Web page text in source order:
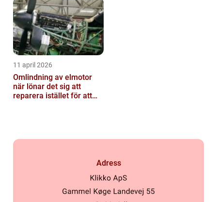
11 april 2026
Omlindning av elmotor
när lönar det sig att
reparera istället för att
Adress